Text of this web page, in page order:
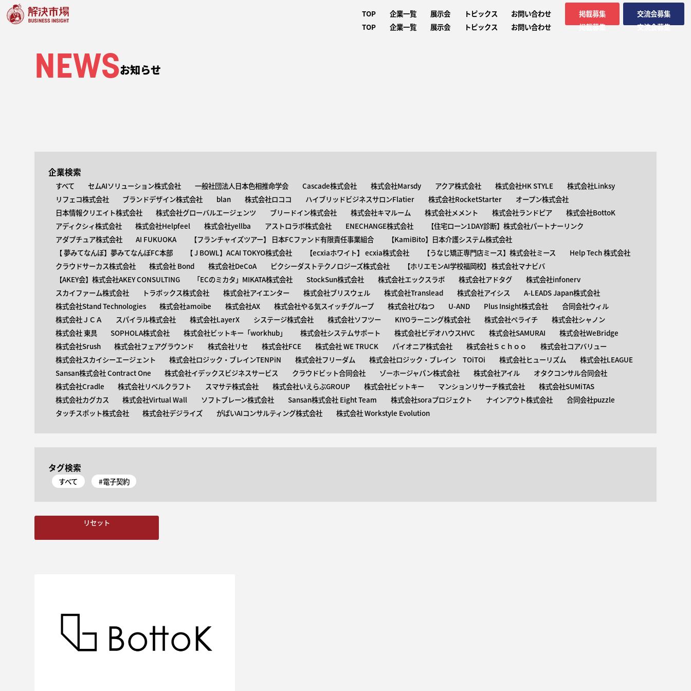
TOP
TOP
企業一覧
企業一覧
展示会
展示会
トピックス
トピックス
お問い合わせ
お問い合わせ
掲載募集
掲載募集
交流会募集
交流会募集
NEWSお知らせ
企業検索
すべて セムAIソリューション株式会社 一般社団法人日本色相推命学会 Cascade株式会社 株式会社Marsdy アクア株式会社 株式会社HK STYLE
株式会社Linksy
リフェコ株式会社
ブランドデザイン株式会社 blan 株式会社ロココ ハイブリッドビジネスサロンFlatier 株式会社RocketStarter
オープン株式会社
日本情報クリエイト株式会社
株式会社グローバルエージェンツ ブリードイン株式会社 株式会社キマルーム 株式会社メメント 株式会社ランドピア
株式会社BottoK
アディクシィ株式会社
株式会社Helpfeel 株式会社yellba アストロラボ株式会社 ENECHANGE株式会社
【住宅ローン1DAY診断】株式会社パートナーリンク
アダプチュア株式会社
AI FUKUOKA 【​フランチャイズツアー】 日本FCファンド有限責任事業組合
【KamiBito​】日本介護システム株式会社
【 ​夢みてなんぼ】夢みてなんぼFC本部
【 ​J BOWL】ACAI TOKYO株式会社 【​ecxiaホワイト】 ecxia株式会社 【​うなじ矯正専門店ミース】株式会社ミース
Help Tech 株式会社
クラウドサーカス株式会社
株式会社 Bond 株式会社DeCoA ピクシーダストテクノロジーズ株式会社
【ホリエモンAI学校福岡校】 株式会社マナビバ
【AKEY会】株式会社AKEY CONSULTING
「ECのミカタ」MIKATA株式会社 StockSun株式会社 株式会社エックスラボ 株式会社アドタグ
株式会社infonerv
スカイファーム株式会社
トラボックス株式会社 株式会社アイエンター 株式会社ブリスウェル 株式会社Translead 株式会社アイシス
A-LEADS Japan株式会社
株式会社Stand Technologies
株式会社amoibe 株式会社AX 株式会社やる気スイッチグループ 株式会社びねつ U-AND Plus Insight株式会社
合同会社ウィル
株式会社ＪＣＡ
スパイラル株式会社 株式会社LayerX システージ株式会社 株式会社ソフツー KIYOラーニング株式会社 株式会社ペライチ
株式会社シャノン
株式会社 東具
SOPHOLA株式会社 株式会社ビットキー「workhub」 株式会社システムサポート 株式会社ビデオハウスHVC 株式会社SAMURAI
株式会社WeBridge
株式会社Srush
株式会社フェアグラウンド 株式会社リセ 株式会社FCE 株式会社 WE TRUCK パイオニア株式会社 株式会社Ｓｃｈｏｏ
株式会社コアバリュー
株式会社スカイシーエージェント
株式会社ロジック・ブレインTENPiN 株式会社フリーダム 株式会社ロジック・ブレイン TOiTOi 株式会社ヒューリズム
株式会社LEAGUE
Sansan株式会社 Contract One
株式会社イデックスビジネスサービス クラウドビット合同会社 ゾーホージャパン株式会社 株式会社アイル
オタクコンサル合同会社
株式会社Cradle
株式会社リベルクラフト スマサテ株式会社 株式会社いえらぶGROUP 株式会社ビットキー マンションリサーチ株式会社
株式会社SUMiTAS
株式会社カグカス
株式会社Virtual Wall ソフトブレーン株式会社 Sansan株式会社 Eight Team 株式会社soraプロジェクト ナインアウト株式会社
合同会社puzzle
タッチスポット株式会社
株式会社デジライズ がばいAIコンサルティング株式会社 株式会社 Workstyle Evolution
タグ検索
すべて #電子契約
リセット